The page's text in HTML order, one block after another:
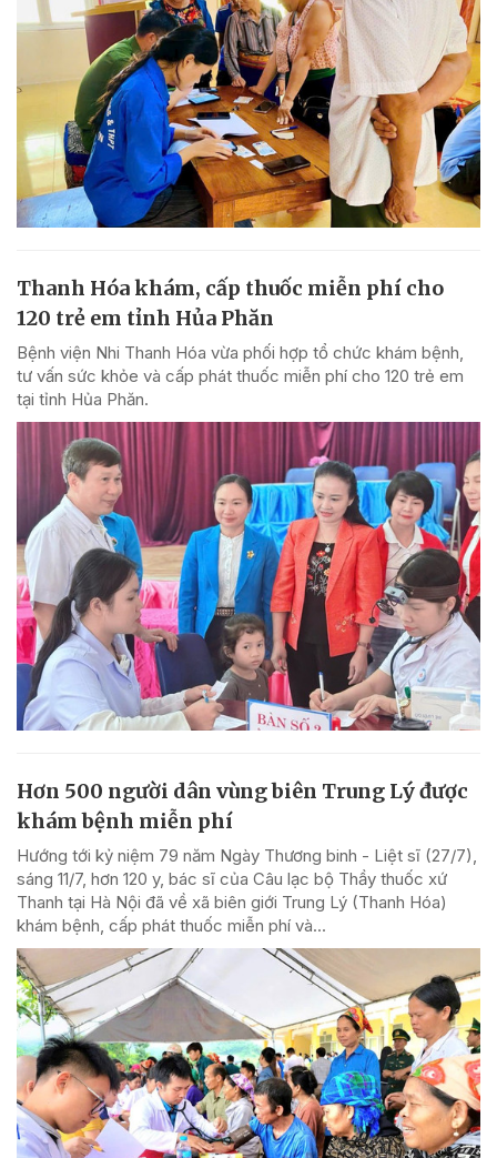
Thanh Hóa khám, cấp thuốc miễn phí cho
120 trẻ em tỉnh Hủa Phăn
Bệnh viện Nhi Thanh Hóa vừa phối hợp tổ chức khám bệnh,
tư vấn sức khỏe và cấp phát thuốc miễn phí cho 120 trẻ em
tại tỉnh Hủa Phăn.
Hơn 500 người dân vùng biên Trung Lý được
khám bệnh miễn phí
Hướng tới kỷ niệm 79 năm Ngày Thương binh - Liệt sĩ (27/7),
sáng 11/7, hơn 120 y, bác sĩ của Câu lạc bộ Thầy thuốc xứ
Thanh tại Hà Nội đã về xã biên giới Trung Lý (Thanh Hóa)
khám bệnh, cấp phát thuốc miễn phí và...